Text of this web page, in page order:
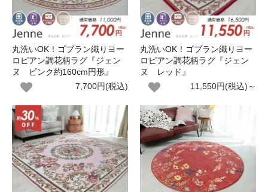
丸洗いOK！ゴブラン織りヨー
ロピアン調花柄ラグ『ジェン
ヌ ピンク約160cm円形』
7,700円(税込)
丸洗いOK！ゴブラン織りヨー
ロピアン調花柄ラグ『ジェン
ヌ レッド』
11,550円(税込)～